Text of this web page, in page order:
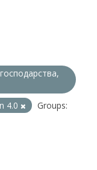
4.0
Groups: